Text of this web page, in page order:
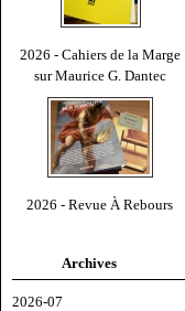
2026 - Cahiers de la Marge
sur Maurice G. Dantec
2026 - Revue À Rebours
Archives
2026-07